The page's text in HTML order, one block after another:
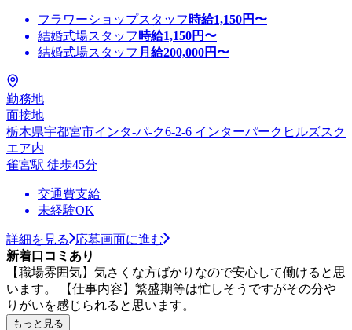
フラワーショップスタッフ 時給1,150円〜
結婚式場スタッフ 時給1,150円〜
結婚式場スタッフ 月給200,000円〜
勤務地
面接地
栃木県宇都宮市インタ-パ-ク6-2-6 インターパークヒルズスク
エア内
雀宮駅 徒歩45分
交通費支給
未経験OK
詳細を見る
応募画面に進む
新着口コミあり
【職場雰囲気】気さくな方ばかりなので安心して働けると思
います。 【仕事内容】繁盛期等は忙しそうですがその分や
りがいを感じられると思います。
もっと見る